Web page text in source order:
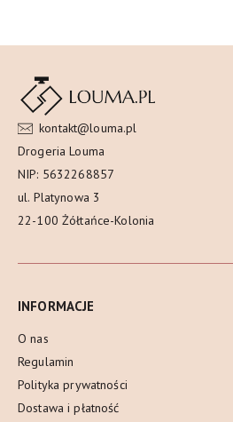
kontakt@louma.pl
Drogeria Louma
NIP: 5632268857
ul. Platynowa 3
22-100 Żółtańce-Kolonia
INFORMACJE
O nas
Regulamin
Polityka prywatności
Dostawa i płatność